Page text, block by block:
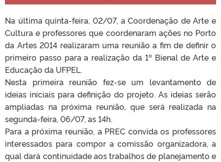
Na última quinta-feira, 02/07, a Coordenação de Arte e
Cultura e professores que coordenaram ações no Porto
da Artes 2014 realizaram uma reunião a fim de definir o
primeiro passo para a realização da 1º Bienal de Arte e
Educação da UFPEL.
Nesta primeira reunião fez-se um levantamento de
ideias iniciais para definição do projeto. As ideias serão
ampliadas na próxima reunião, que será realizada na
segunda-feira, 06/07, as 14h.
Para a próxima reunião, a PREC convida os professores
interessados para compor a comissão organizadora, a
qual dará continuidade aos trabalhos de planejamento e